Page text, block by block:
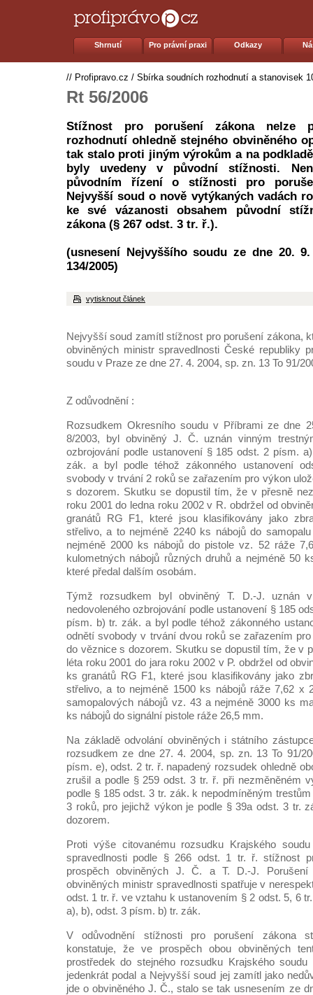
Shrnutí Pro právní praxi Odkazy
// Profipravo.cz / Sbírka soudních rozhodnutí a stanovisek
Rt 56/2006
Stížnost pro porušení zákona nelze
rozhodnutí ohledně stejného obviněného
tak stalo proti jiným výrokům a na
byly uvedeny v původní stížnosti.
původním řízení o stížnosti pro
Nejvyšší soud o nově vytýkaných vadách
ke své vázanosti obsahem původní
zákona (§ 267 odst. 3 tr. ř.).
(usnesení Nejvyššího soudu ze dne 20.
134/2005)
vytisknout článek
Nejvyšší soud zamítl stížnost pro porušení zákona,
obviněných ministr spravedlnosti České republiky
soudu v Praze ze dne 27. 4. 2004, sp. zn. 13 To 91/
Z odůvodnění :
Rozsudkem Okresního soudu v Příbrami ze dne
8/2003, byl obviněný J. Č. uznán vinným
ozbrojování podle ustanovení § 185 odst. 2 písm.
zák. a byl podle téhož zákonného ustanovení
svobody v trvání 2 roků se zařazením pro výkon
s dozorem. Skutku se dopustil tím, že v přesně
roku 2001 do ledna roku 2002 v R. obdržel od
granátů RG F1, které jsou klasifikovány jako
střelivo, a to nejméně 2240 ks nábojů do
nejméně 2000 ks nábojů do pistole vz. 52 ráže
kulometných nábojů různých druhů a nejméně 50
které předal dalším osobám.
Týmž rozsudkem byl obviněný T. D.-J. uznán
nedovoleného ozbrojování podle ustanovení § 185
písm. b) tr. zák. a byl podle téhož zákonného
odnětí svobody v trvání dvou roků se zařazením
do věznice s dozorem. Skutku se dopustil tím, že v
léta roku 2001 do jara roku 2002 v P. obdržel od
ks granátů RG F1, které jsou klasifikovány jako
střelivo, a to nejméně 1500 ks nábojů ráže 7,62 x
samopalových nábojů vz. 43 a nejméně 3000 ks
ks nábojů do signální pistole ráže 26,5 mm.
Na základě odvolání obviněných i státního
rozsudkem ze dne 27. 4. 2004, sp. zn. 13 To 91/
písm. e), odst. 2 tr. ř. napadený rozsudek ohledně
zrušil a podle § 259 odst. 3 tr. ř. při nezměněném
podle § 185 odst. 3 tr. zák. k nepodmíněným
3 roků, pro jejichž výkon je podle § 39a odst. 3 tr.
dozorem.
Proti výše citovanému rozsudku Krajského
spravedlnosti podle § 266 odst. 1 tr. ř. stížnost
prospěch obviněných J. Č. a T. D.-J. Porušení
obviněných ministr spravedlnosti spatřuje v
odst. 1 tr. ř. ve vztahu k ustanovením § 2 odst. 5, 6
a), b), odst. 3 písm. b) tr. zák.
V odůvodnění stížnosti pro porušení zákona
konstatuje, že ve prospěch obou obviněných
prostředek do stejného rozsudku Krajského
jedenkrát podal a Nejvyšší soud jej zamítl jako
jde o obviněného J. Č., stalo se tak usnesením ze